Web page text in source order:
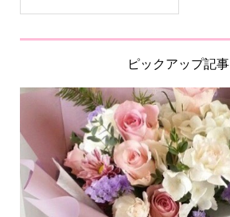
ピックアップ記事